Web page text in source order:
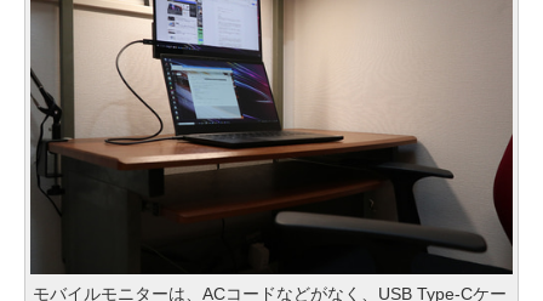
モバイルモニターは、ACコードなどがなく、USB Type-Cケー